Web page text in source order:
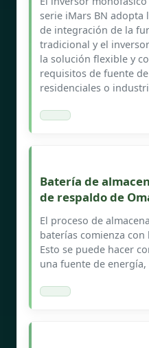
serie iMars BN adopta
de integración de la
tradicional y el
la solución flexible y
requisitos de fuente
residenciales o
Batería de
de respaldo de
El proceso de
baterías comienza con
Esto se puede hacer
una fuente de